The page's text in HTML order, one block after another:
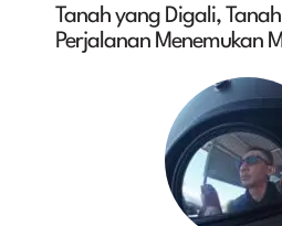
Tanah yang Digali,
Perjalanan Menemukan